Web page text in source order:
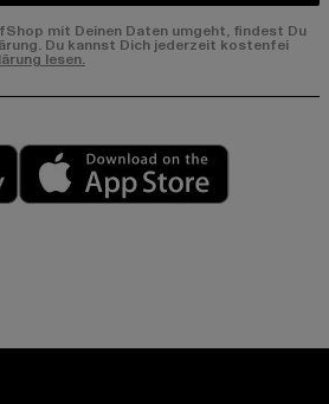
mit Deinen Daten umgeht, findest Du
Du kannst Dich jederzeit kostenfei
lesen.
Play market